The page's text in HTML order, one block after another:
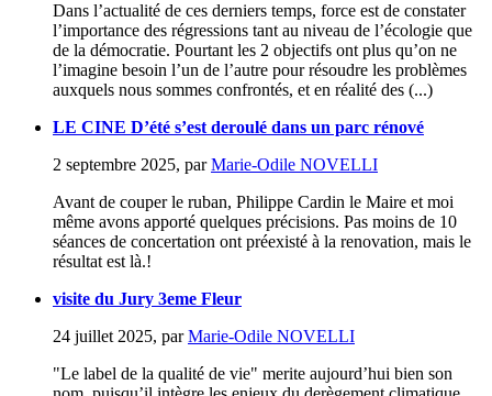
Dans l’actualité de ces derniers temps, force est de constater
l’importance des régressions tant au niveau de l’écologie que
de la démocratie. Pourtant les 2 objectifs ont plus qu’on ne
l’imagine besoin l’un de l’autre pour résoudre les problèmes
auxquels nous sommes confrontés, et en réalité des (...)
LE CINE D’été s’est deroulé dans un parc rénové
2 septembre 2025, parMarie-Odile NOVELLI
Avant de couper le ruban, Philippe Cardin le Maire et moi
même avons apporté quelques précisions. Pas moins de 10
séances de concertation ont préexisté à la renovation, mais le
résultat est là.!
visite du Jury 3eme Fleur
24 juillet 2025, parMarie-Odile NOVELLI
"Le label de la qualité de vie" merite aujourd’hui bien son